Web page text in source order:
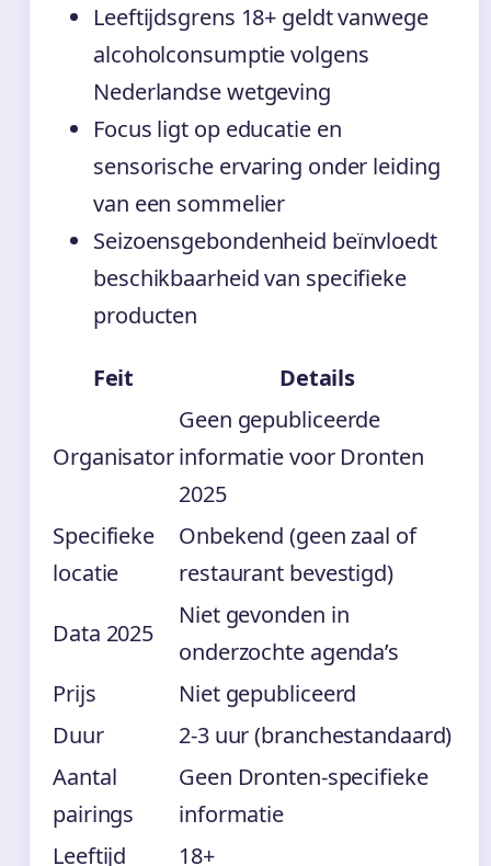
Leeftijdsgrens 18+ geldt vanwege
alcoholconsumptie volgens
Nederlandse wetgeving
Focus ligt op educatie en
sensorische ervaring onder leiding
van een sommelier
Seizoensgebondenheid beïnvloedt
beschikbaarheid van specifieke
producten
Feit Details
Organisator
Geen gepubliceerde
informatie voor Dronten
2025
Specifieke
locatie
Onbekend (geen zaal of
restaurant bevestigd)
Data 2025
Niet gevonden in
onderzochte agenda’s
Prijs
Niet gepubliceerd
Duur
2-3 uur (branchestandaard)
Aantal
pairings
Geen Dronten-specifieke
informatie
Leeftijd
18+